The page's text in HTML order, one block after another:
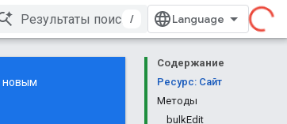
/
Содержание
Ресурс: Сайт
Методы
bulkEdit
новым